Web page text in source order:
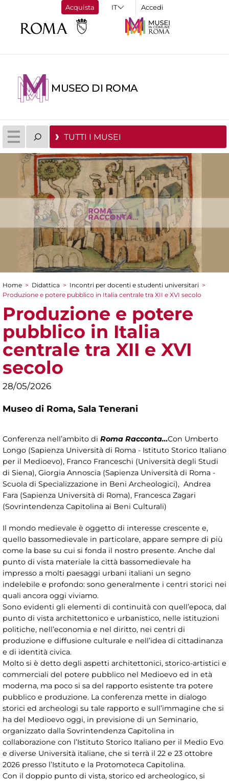
Acquista Accedi
MUSEO DI ROMA
TUTTI I MUSEI
Tu sei qui
Home > Didattica > Incontri per docenti e studenti universitari >
Produzione e potere pubblico in Italia centrale tra XII e XVI secolo
Produzione e potere
pubblico in Italia
centrale tra XII e XVI
secolo
28/05/2026
Museo di Roma, Sala Tenerani
Conferenza nell’ambito di Roma Racconta…Con Umberto
Longo (Sapienza Università di Roma - Istituto Storico Italiano
per il Medioevo), Franco Franceschi (Università degli Studi
di Siena), Giorgia Annoscia (Sapienza Università di Roma -
Scuola di Specializzazione in Beni Archeologici), Andrea
Fara (Sapienza Università di Roma), Francesca Zagari
(Sovrintendenza Capitolina ai Beni Culturali)
Il mondo medievale è oggetto di interesse crescente e,
quello bassomedievale in particolare, appare sempre di più
come la base su cui si fonda il nostro presente. Anche dal
punto di vista materiale la città bassomedievale ha
impresso a molti paesaggi urbani italiani un segno
indelebile e profondo: sono generalmente i centri storici nei
quali ancora oggi viviamo.
Sono evidenti gli elementi di continuità con quell’epoca, dal
punto di vista architettonico e urbanistico, nelle istituzioni
politiche, nell’economia e nel diritto, nei centri di
produzione e diffusione culturale e nell’idea di cittadinanza
e di identità civica.
Molto si è detto degli aspetti architettonici, storico-artistici e
commerciali del potere pubblico nel Medioevo ed in età
moderna, ma poco si sa del rapporto esistente tra potere
pubblico e produzione. La conferenza mette in dialogo
storici ed archeologi su tale rapporto e sull’immagine che si
ha del Medioevo oggi, in previsione di un Seminario,
organizzato dalla Sovrintendenza Capitolina in
collaborazione con l’Istituto Storico Italiano per il Medio Evo
e diverse Università italiane, che si terrà il 22 e 23 ottobre
2026 presso l’Istituto e la Protomoteca Capitolina.
Con il doppio punto di vista, storico ed archeologico, si